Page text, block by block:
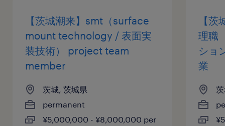
年2回
雇用期間
期間の定めなし
【茨城潮来】smt（surface
mount technology / 表面実
装技術） project team
member
茨城, 茨城県
permanent
¥5,000,000 - ¥8,000,000 per
【
理職
ショ
業